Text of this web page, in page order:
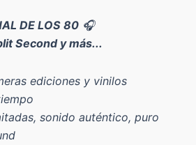
DE LOS 80 🎧
Second y más...
ediciones y vinilos
sonido auténtico, puro